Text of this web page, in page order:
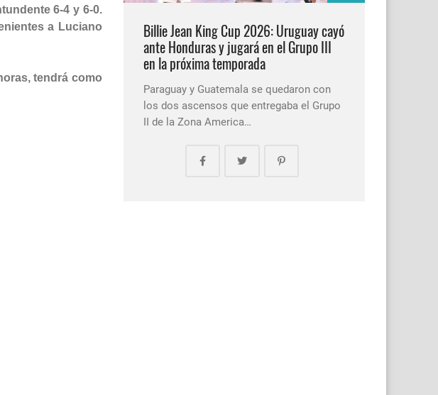
6-4 y 6-0.
a Luciano
tendrá como
Billie Jean King Cup 2026: Uruguay cayó
ante Honduras y jugará en el Grupo III
en la próxima temporada
Paraguay y Guatemala se quedaron con
los dos ascensos que entregaba el Grupo
II de la Zona America…